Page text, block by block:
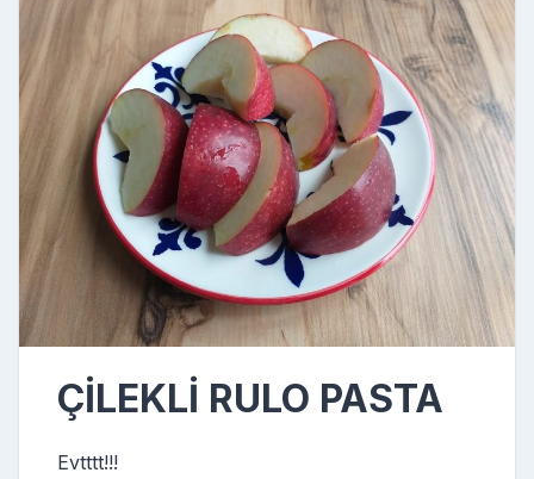
ÇİLEKLİ RULO PASTA
Evtttt!!!